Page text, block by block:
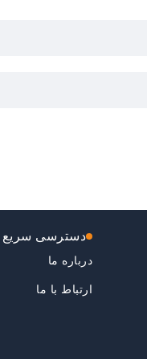
دسترسی سریع
درباره ما
ارتباط با ما